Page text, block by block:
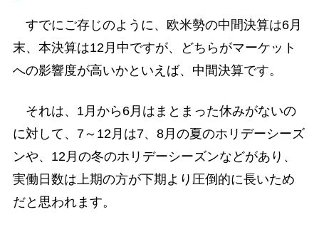
すでにご存じのように、欧米勢の中間決算は6月
末、本決算は12月中ですが、どちらがマーケット
への影響度が高いかといえば、中間決算です。
それは、1月から6月はまとまった休みがないの
に対して、7～12月は7、8月の夏のホリデーシーズ
ンや、12月の冬のホリデーシーズンなどがあり、
実働日数は上期の方が下期より圧倒的に長いため
だと思われます。